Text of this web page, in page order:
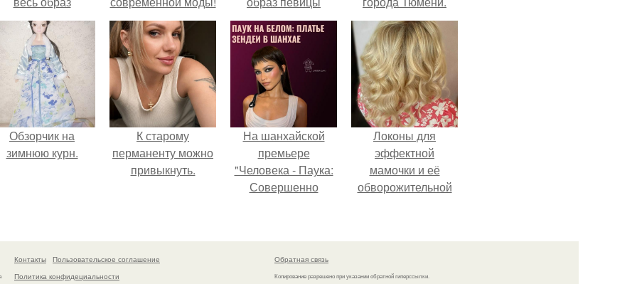
человека.
вызвал споры о
гранях
возможного?
Обзорчик на
зимнюю курн.
К старому
перманенту можно
привыкнуть.
На шанхайской
премьере
"Человека - Паука:
Совершенно
просто очередной
наряд, а настоящий
артефакт высокой
Локоны для
эффектной
мамочки и её
обворожительной
Контакты
Пользовательское соглашение
Политика конфидециальности
Обратная связь
Копирование разрешено при указании обратной гиперссылки.